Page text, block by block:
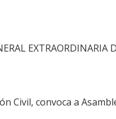
EXTRAORDINARIA
Civil, convoca a